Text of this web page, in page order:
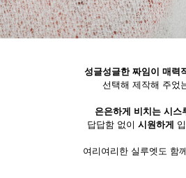
성글성글한 짜임이 매력
선택해 제작해 주었
은은하게 비치는 시스
답답함 없이 시원하게
여리여리한 실루엣도 함